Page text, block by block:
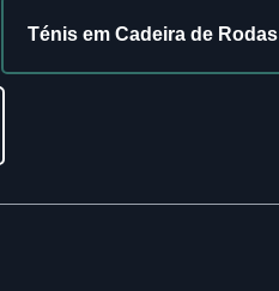
Ténis em Cadeira de Rodas